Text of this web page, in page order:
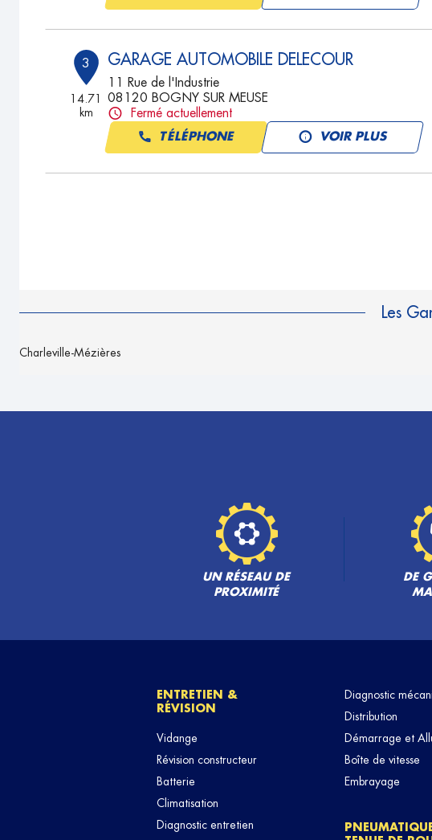
3
14.71
km
GARAGE AUTOMOBILE DELECOUR
11 Rue de l'Industrie
08120 BOGNY SUR MEUSE
Fermé actuellement
TÉLÉPHONE VOIR PLUS
Les
Charleville-Mézières
UN RÉSEAU DE
PROXIMITÉ
DE
ENTRETIEN &
RÉVISION
Vidange
Révision constructeur
Batterie
Climatisation
Diagnostic entretien
Diagnostic
Distribution
Démarrage et
Boîte de vitesse
Embrayage